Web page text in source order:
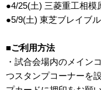
●4/25(土) 三菱重工相模
●5/9(土) 東芝ブレイブ
■ご利用方法
・試合会場内のメイン
つスタンプコーナーを